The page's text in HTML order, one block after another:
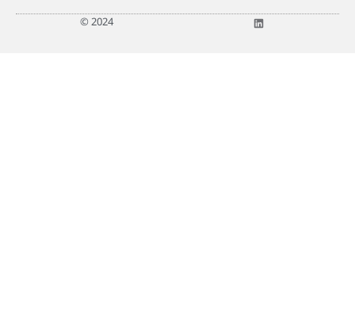
© 2024